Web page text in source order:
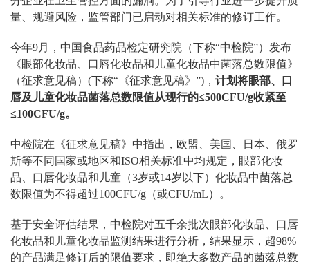
量、规避风险，监管部门已启动对相关标准的修订工作。
今年9月，中国食品药品检定研究院（下称“中检院”）发布
《眼部化妆品、口唇化妆品和儿童化妆品中菌落总数限值》
（征求意见稿）(下称“《征求意见稿》”)， 计划将眼部、口
唇及儿童化妆品菌落总数限值从现行的≤500CFU/g收紧至
≤100CFU/g。
中检院在《征求意见稿》中指出，欧盟、美国、日本、俄罗
斯等不同国家或地区和ISO相关标准中均规定，眼部化妆
品、口唇化妆品和儿童（3岁或14岁以下）化妆品中菌落总
数限值为不得超过100CFU/g（或CFU/mL）。
基于安全评估结果，中检院对五千余批次眼部化妆品、口唇
化妆品和儿童化妆品监测结果进行分析，结果显示，超98%
的产品满足修订后的限值要求，即绝大多数产品的菌落总数